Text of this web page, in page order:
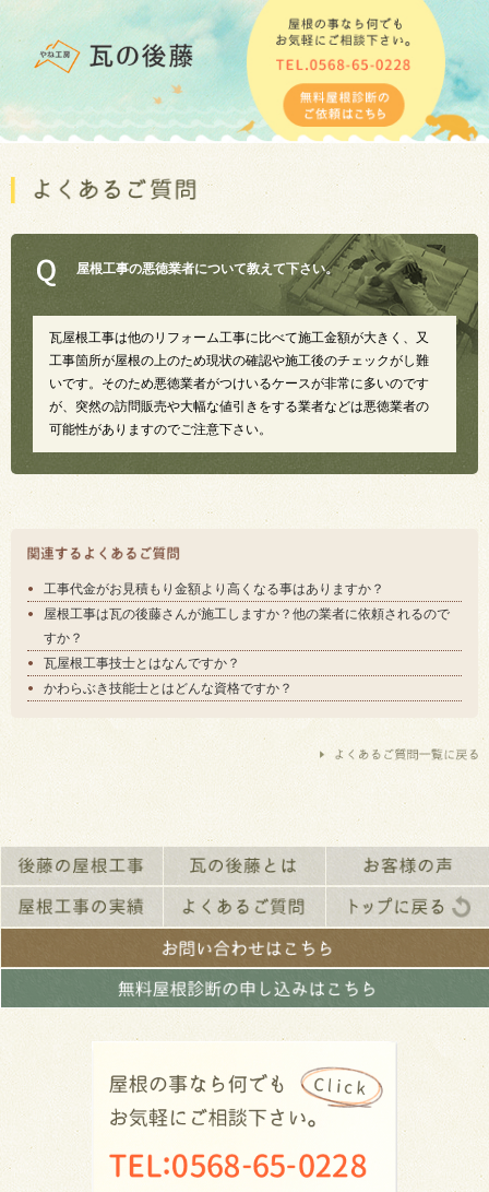
屋根工事の悪徳業者について教えて下さい。
瓦屋根工事は他のリフォーム工事に比べて施工金額が大きく、又
工事箇所が屋根の上のため現状の確認や施工後のチェックがし難
いです。そのため悪徳業者がつけいるケースが非常に多いのです
が、突然の訪問販売や大幅な値引きをする業者などは悪徳業者の
可能性がありますのでご注意下さい。
工事代金がお見積もり金額より高くなる事はありますか？
屋根工事は瓦の後藤さんが施工しますか？他の業者に依頼されるので
すか？
瓦屋根工事技士とはなんですか？
かわらぶき技能士とはどんな資格ですか？